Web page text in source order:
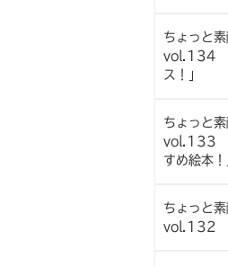
ちょっと
vol.134 ◎
ス！」
ちょっと
vol.133 ◎
すめ絵本！
ちょっと
vol.132 ◎